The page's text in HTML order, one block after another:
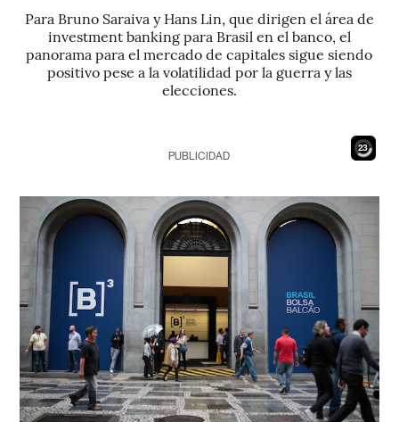
Para Bruno Saraiva y Hans Lin, que dirigen el área de
investment banking para Brasil en el banco, el
panorama para el mercado de capitales sigue siendo
positivo pese a la volatilidad por la guerra y las
elecciones.
22
PUBLICIDAD